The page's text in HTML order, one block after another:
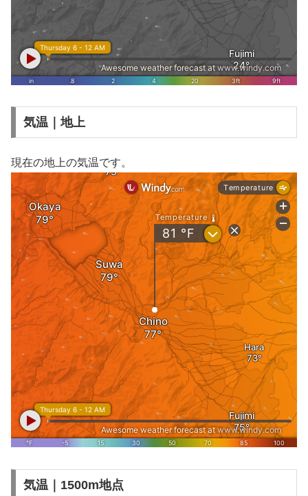
気温｜地上
現在の地上の気温です。
気温｜1500m地点